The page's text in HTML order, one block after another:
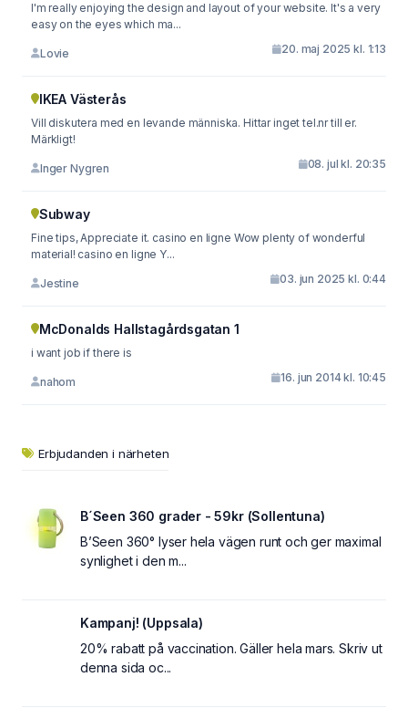
I'm really enjoying the design and layout of your website. It's a very
easy on the eyes which ma...
Lovie 20. maj 2025 kl. 1:13
IKEA Västerås
Vill diskutera med en levande människa. Hittar inget tel.nr till er.
Märkligt!
Inger Nygren 08. jul kl. 20:35
Subway
Fine tips, Appreciate it. casino en ligne Wow plenty of wonderful
material! casino en ligne Y...
Jestine 03. jun 2025 kl. 0:44
McDonalds Hallstagårdsgatan 1
i want job if there is
nahom 16. jun 2014 kl. 10:45
Erbjudanden i närheten
B´Seen 360 grader - 59kr (Sollentuna)
B’Seen 360° lyser hela vägen runt och ger maximal
synlighet i den m...
Kampanj! (Uppsala)
20% rabatt på vaccination. Gäller hela mars. Skriv ut
denna sida oc...